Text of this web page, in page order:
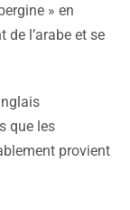
» en
de l’arabe et se
que les
provient